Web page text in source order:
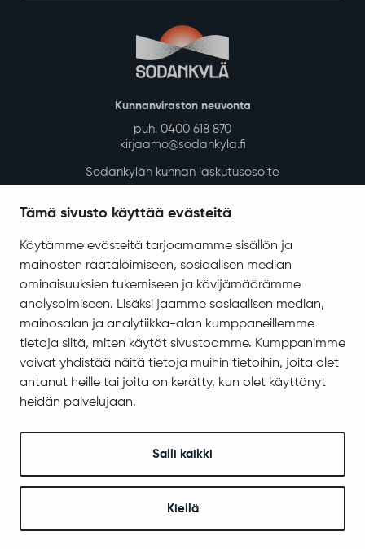
Tämä sivusto käyttää evästeitä
Käytämme evästeitä tarjoamamme sisällön ja
mainosten räätälöimiseen, sosiaalisen median
ominaisuuksien tukemiseen ja kävijämäärämme
analysoimiseen. Lisäksi jaamme sosiaalisen median,
mainosalan ja analytiikka-alan kumppaneillemme
tietoja siitä, miten käytät sivustoamme. Kumppanimme
voivat yhdistää näitä tietoja muihin tietoihin, joita olet
antanut heille tai joita on kerätty, kun olet käyttänyt
heidän palvelujaan.
Salli kaikki
Kiellä
Kunnanviraston neuvonta
puh. 0400 618 870
kirjaamo@sodankyla.fi
Sodankylän kunnan laskutusosoite
Asiakirjajulkisuuskuvaus
Evästeiden hallinta
Yhteystiedot
Jäämerentie 1, 99601 Sodankylä
Kaikki yhteystiedot
Henkilökunnan intranet
Seuraa meitä